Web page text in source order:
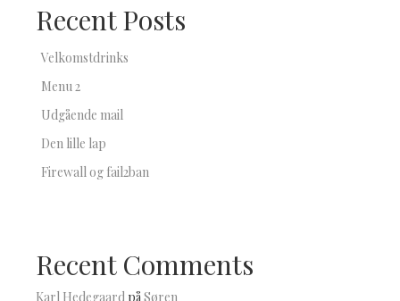
Recent Posts
Velkomstdrinks
Menu 2
Udgående mail
Den lille lap
Firewall og fail2ban
Recent Comments
Karl Hedegaard på Søren